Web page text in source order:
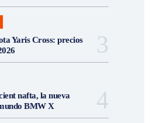
Yaris Cross: precios
nafta, la nueva
BMW X